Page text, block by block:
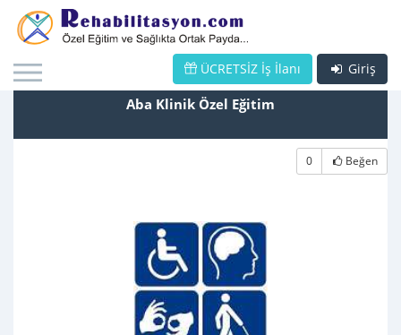
Giriş
ÜCRETSİZ İş İlanı
Aba Klinik Özel Eğitim
0 Beğen